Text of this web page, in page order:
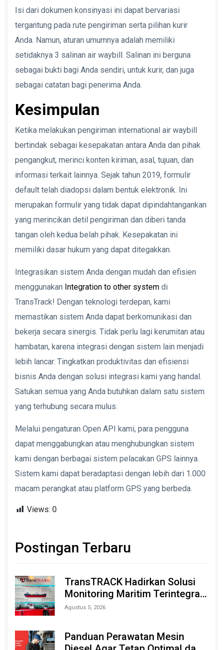
Isi dari dokumen konsinyasi ini dapat bervariasi
tergantung pada rute pengiriman serta pilihan kurir
Anda. Namun, aturan umumnya adalah memiliki
setidaknya 3 salinan air waybill. Salinan ini berguna
sebagai bukti bagi Anda sendiri, untuk kurir, dan juga
sebagai catatan bagi penerima Anda.
Kesimpulan
Ketika melakukan pengiriman international air waybill
bertindak sebagai kesepakatan antara Anda dan pihak
pengangkut, merinci konten kiriman, asal, tujuan, dan
informasi terkait lainnya. Sejak tahun 2019, formulir
default telah diadopsi dalam bentuk elektronik. Ini
merupakan formulir yang tidak dapat dipindahtangankan
yang merincikan detil pengiriman dan diberi tanda
tangan oleh kedua belah pihak. Kesepakatan ini
memiliki dasar hukum yang dapat ditegakkan.
Integrasikan sistem Anda dengan mudah dan efisien
menggunakan Integration to other system di
TransTrack! Dengan teknologi terdepan, kami
memastikan sistem Anda dapat berkomunikasi dan
bekerja secara sinergis. Tidak perlu lagi kerumitan atau
hambatan, karena integrasi dengan sistem lain menjadi
lebih lancar. Tingkatkan produktivitas dan efisiensi
bisnis Anda dengan solusi integrasi kami yang handal.
Satukan semua yang Anda butuhkan dalam satu sistem
yang terhubung secara mulus.
Melalui pengaturan Open API kami, para pengguna
dapat menggabungkan atau menghubungkan sistem
kami dengan berbagai sistem pelacakan GPS lainnya.
Sistem kami dapat beradaptasi dengan lebih dari 1.000
macam perangkat atau platform GPS yang berbeda.
Views: 0
Postingan Terbaru
TransTRACK Hadirkan Solusi
Monitoring Maritim Terintegrasi
Berbasis AI & IoT di Indonesia
Agustus 5, 2026
Panduan Perawatan Mesin